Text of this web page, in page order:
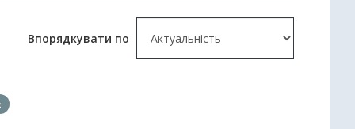
Впорядкувати по